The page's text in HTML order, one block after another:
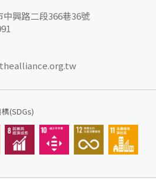
中興路二段366巷36號
(SDGs)